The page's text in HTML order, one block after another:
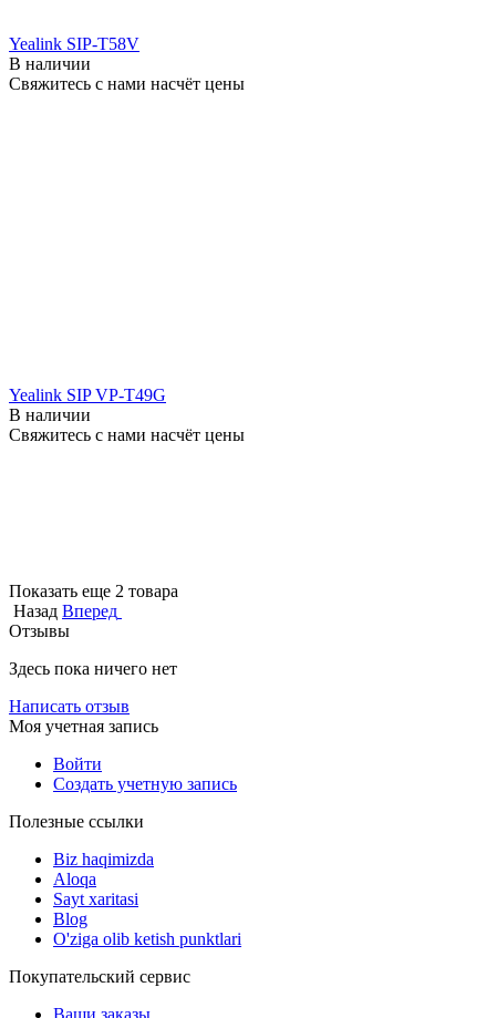
Yealink SIP-T58V
В наличии
Свяжитесь с нами насчёт цены
Yealink SIP VP-T49G
В наличии
Свяжитесь с нами насчёт цены
Показать еще 2 товара
Назад Вперед
Отзывы
Здесь пока ничего нет
Написать отзыв
Моя учетная запись
Войти
Создать учетную запись
Полезные ссылки
Biz haqimizda
Aloqa
Sayt xaritasi
Blog
O'ziga olib ketish punktlari
Покупательский сервис
Ваши заказы